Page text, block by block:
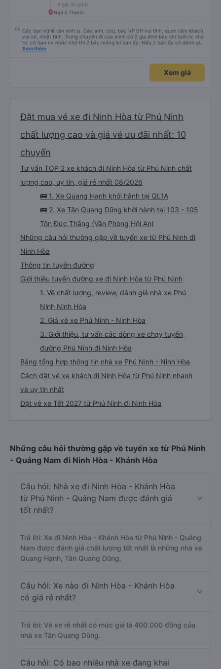
9 giờ 30 phút
Ngã 3 Thành
Các bạn nữ lễ tân xinh iu. Các anh, chú, bác VP ĐH vui tính, quan tâm khách,
vui vẻ, nhiệt tình. Trong chuyến đi của mình có 2 gia đình bác lớn tuổi nc khá
to, có bạn nv nhắc nhở thì 2 bác mắng lại bạn ấy. Nếu 2 bác ấy có đánh giá
xấu thì mình ngược lại nha. Bạn ấy nhắc nhở rất đúng. 2 bác nói rất to. To
bạn ấy nha. Nếu bạn ấy bị trừ thì bảo bạn ấy liên hệ sđt của mình, mình hỗ
trợ ạ. Số mình đuôi 666, chuyến ĐH-NT ngày 16/1. À các bạn nữ lễ tân xinh
iu còn đổi cho mình phòng đơn sang đôi xong còn note là (một mình) yêu
Xem thêm
Xem giá
Đặt mua vé xe đi Ninh Hòa từ Phú Ninh
chất lượng cao và giá vé ưu đãi nhất: 10
chuyến
Tư vấn TOP 2 xe khách đi Ninh Hòa từ Phú Ninh chất
lượng cao, uy tín, giá rẻ nhất 08/2026
🚌 1. Xe Quang Hạnh khởi hành tại QL1A
🚌 2. Xe Tân Quang Dũng khởi hành tại 103 - 105
Tôn Đức Thắng (Văn Phòng Hội An)
Những câu hỏi thường gặp về tuyến xe từ Phú Ninh đi
Ninh Hòa
Thông tin tuyến đường
Giới thiệu tuyến đường xe đi Ninh Hòa từ Phú Ninh
1. Về chất lượng, review, đánh giá nhà xe Phú
Ninh Ninh Hòa
2. Giá vé xe Phú Ninh - Ninh Hòa
3. Giới thiệu, tư vấn các dòng xe chạy tuyến
đường Phú Ninh đi Ninh Hòa
Bảng tổng hợp thông tin nhà xe Phú Ninh - Ninh Hòa
Cách đặt vé xe khách đi Ninh Hòa từ Phú Ninh nhanh
và uy tín nhất
Đặt vé xe Tết 2027 từ Phú Ninh đi Ninh Hòa
Những câu hỏi thường gặp về tuyến xe từ Phú Ninh
- Quảng Nam đi Ninh Hòa - Khánh Hòa
Câu hỏi: Nhà xe đi Ninh Hòa - Khánh Hòa
từ Phú Ninh - Quảng Nam được đánh giá
tốt nhất?
Trả lời: Xe đi Ninh Hòa - Khánh Hòa từ Phú Ninh - Quảng
Nam được đánh giá chất lượng tốt nhất là những nhà xe
Quang Hạnh, Tân Quang Dũng.
Câu hỏi: Xe nào đi Ninh Hòa - Khánh Hòa
có giá rẻ nhất?
Trả lời: Vé xe rẻ nhất có mức giá là 400.000 đồng của
nhà xe Tân Quang Dũng.
Câu hỏi: Có bao nhiêu nhà xe đang khai